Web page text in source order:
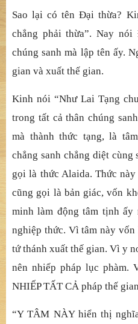
Sao lại có tên Đại thừa?
chẳng phải thừa”. Nay
chúng sanh mà lập tên ấy.
gian và xuất thế gian.
Kinh nói “Như Lai Tạng
trong tất cả thân chúng
mà thành thức tạng, là
chẳng sanh chẳng diệt cùng
gọi là thức Alaida. Thức
cũng gọi là bản giác, vốn
minh làm động tâm tịnh ấy
nghiệp thức. Vì tâm này
tứ thánh xuất thế gian. Vì y
nên nhiếp pháp lục phàm.
NHIẾP TẤT CẢ pháp thế
“Y TÂM NÀY hiển thị